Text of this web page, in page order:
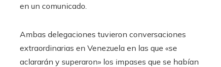
en un comunicado.
Ambas delegaciones tuvieron conversaciones
extraordinarias en Venezuela en las que «se
aclararán y superaron» los impases que se habían